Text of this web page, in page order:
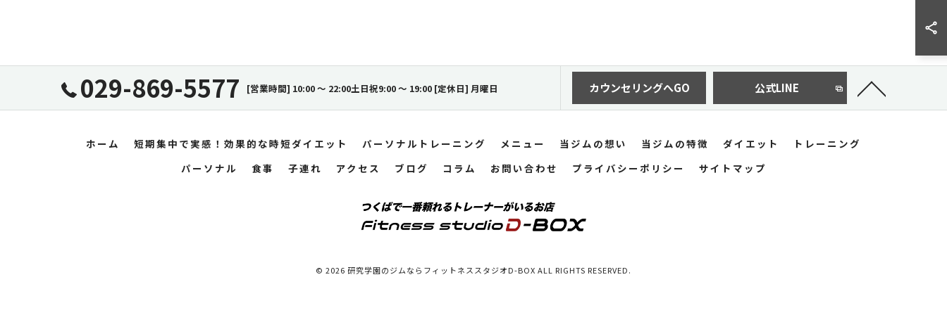
029-869-5577 [営業時間] 10:00 〜 22:00土日祝9:00 〜 19:00 [定休日] 月曜日 カウンセリングへGO 公式LINE
ホーム 短期集中で実感！効果的な時短ダイエット パーソナルトレーニング メニュー 当ジムの想い 当ジムの特徴 ダイエット
トレーニング
パーソナル
食事 子連れ アクセス ブログ コラム お問い合わせ プライバシーポリシー サイトマップ
© 2026 研究学園のジムならフィットネススタジオD-BOX ALL RIGHTS RESERVED.